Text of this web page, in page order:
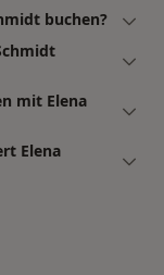
buchen?
mit Elena
Elena